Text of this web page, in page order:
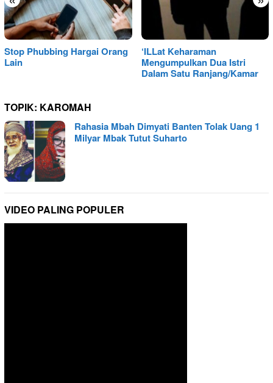
Stop Phubbing Hargai Orang
Lain
‘ILLat Keharaman
Mengumpulkan Dua Istri
Dalam Satu Ranjang/Kamar
TOPIK: KAROMAH
Rahasia Mbah Dimyati Banten Tolak Uang 1
Milyar Mbak Tutut Suharto
VIDEO PALING POPULER